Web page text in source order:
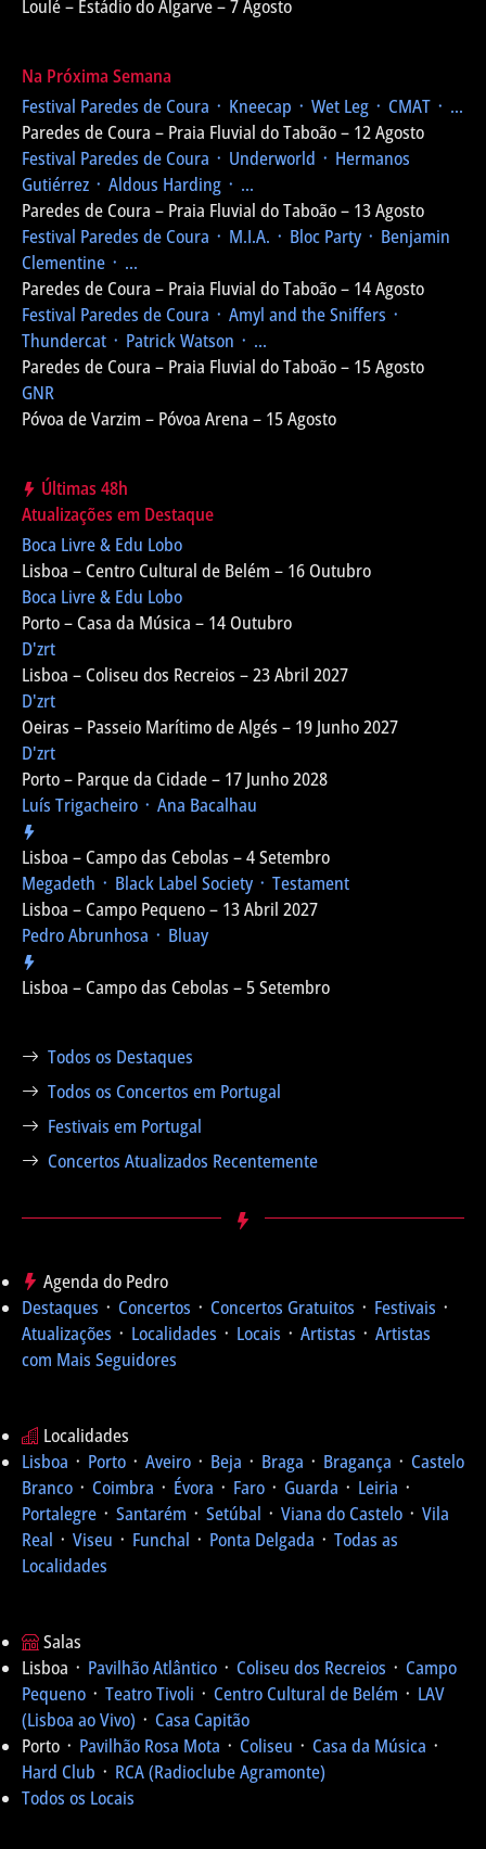
Loulé – Estádio do Algarve – 7 Agosto
Na Próxima Semana
Festival Paredes de Coura ᛫ Kneecap ᛫ Wet Leg ᛫ CMAT ᛫ ...
Paredes de Coura – Praia Fluvial do Taboão – 12 Agosto
Festival Paredes de Coura ᛫ Underworld ᛫ Hermanos
Gutiérrez ᛫ Aldous Harding ᛫ ...
Paredes de Coura – Praia Fluvial do Taboão – 13 Agosto
Festival Paredes de Coura ᛫ M.I.A. ᛫ Bloc Party ᛫ Benjamin
Clementine ᛫ ...
Paredes de Coura – Praia Fluvial do Taboão – 14 Agosto
Festival Paredes de Coura ᛫ Amyl and the Sniffers ᛫
Thundercat ᛫ Patrick Watson ᛫ ...
Paredes de Coura – Praia Fluvial do Taboão – 15 Agosto
GNR
Póvoa de Varzim – Póvoa Arena – 15 Agosto
Últimas 48h
Atualizações em Destaque
Boca Livre & Edu Lobo
Lisboa – Centro Cultural de Belém – 16 Outubro
Boca Livre & Edu Lobo
Porto – Casa da Música – 14 Outubro
D'zrt
Lisboa – Coliseu dos Recreios – 23 Abril 2027
D'zrt
Oeiras – Passeio Marítimo de Algés – 19 Junho 2027
D'zrt
Porto – Parque da Cidade – 17 Junho 2028
Luís Trigacheiro ᛫ Ana Bacalhau
Lisboa – Campo das Cebolas – 4 Setembro
Megadeth ᛫ Black Label Society ᛫ Testament
Lisboa – Campo Pequeno – 13 Abril 2027
Pedro Abrunhosa ᛫ Bluay
Lisboa – Campo das Cebolas – 5 Setembro
Todos os Destaques
Todos os Concertos em Portugal
Festivais em Portugal
Concertos Atualizados Recentemente
Agenda do Pedro
Destaques ᛫ Concertos ᛫ Concertos Gratuitos ᛫ Festivais ᛫
Atualizações ᛫ Localidades ᛫ Locais ᛫ Artistas ᛫ Artistas
com Mais Seguidores
Localidades
Lisboa ᛫ Porto ᛫ Aveiro ᛫ Beja ᛫ Braga ᛫ Bragança ᛫ Castelo
Branco ᛫ Coimbra ᛫ Évora ᛫ Faro ᛫ Guarda ᛫ Leiria ᛫
Portalegre ᛫ Santarém ᛫ Setúbal ᛫ Viana do Castelo ᛫ Vila
Real ᛫ Viseu ᛫ Funchal ᛫ Ponta Delgada ᛫ Todas as
Localidades
Salas
Lisboa ᛫ Pavilhão Atlântico ᛫ Coliseu dos Recreios ᛫ Campo
Pequeno ᛫ Teatro Tivoli ᛫ Centro Cultural de Belém ᛫ LAV
(Lisboa ao Vivo) ᛫ Casa Capitão
Porto ᛫ Pavilhão Rosa Mota ᛫ Coliseu ᛫ Casa da Música ᛫
Hard Club ᛫ RCA (Radioclube Agramonte)
Todos os Locais